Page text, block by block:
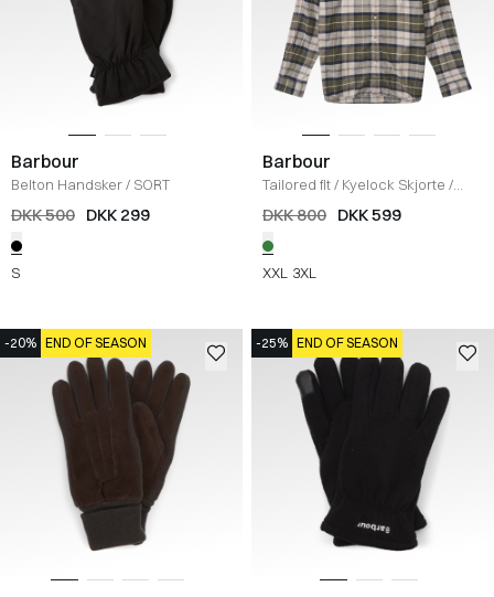
Barbour
Belton Handsker/ SORT
DKK 500 DKK 299
S
Barbour
Tailored fit/ Kyelock Skjorte /
GRØN
DKK 800 DKK 599
XXL 3XL
-20% END OF SEASON -25% END OF SEASON